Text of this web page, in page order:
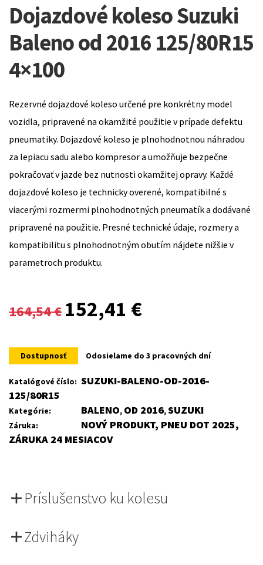
Dojazdové koleso Suzuki
Baleno od 2016 125/80R15
4×100
Rezervné dojazdové koleso určené pre konkrétny model
vozidla, pripravené na okamžité použitie v prípade defektu
pneumatiky. Dojazdové koleso je plnohodnotnou náhradou
za lepiacu sadu alebo kompresor a umožňuje bezpečne
pokračovať v jazde bez nutnosti okamžitej opravy. Každé
dojazdové koleso je technicky overené, kompatibilné s
viacerými rozmermi plnohodnotných pneumatík a dodávané
pripravené na použitie. Presné technické údaje, rozmery a
kompatibilitu s plnohodnotným obutím nájdete nižšie v
parametroch produktu.
164,54€
Original
was:
164,54 €.
152,41 €
is:
152,41 €.
Dostupnosť Odosielame do 3 pracovných dní
Katalógové číslo: SUZUKI-BALENO-OD-2016-
125/80R15
Kategórie: BALENO, OD 2016,SUZUKI
Záruka:
NOVÝ PRODUKT, PNEU DOT 2025,
ZÁRUKA 24 MESIACOV
Príslušenstvo ku kolesu
Zdviháky